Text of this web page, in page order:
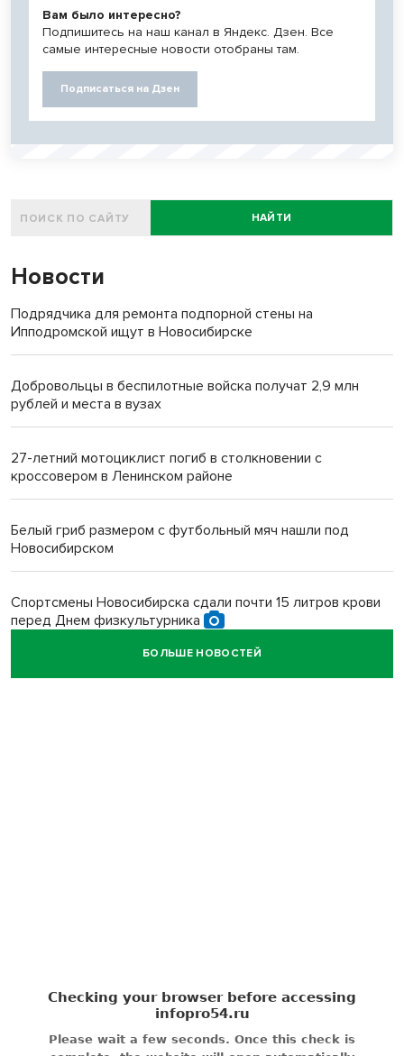
Вам было интересно?
Подпишитесь на наш канал в Яндекс. Дзен. Все
самые интересные новости отобраны там.
Подписаться на Дзен
НАЙТИ
Новости
Подрядчика для ремонта подпорной стены на
Ипподромской ищут в Новосибирске
Добровольцы в беспилотные войска получат 2,9 млн
рублей и места в вузах
27-летний мотоциклист погиб в столкновении с
кроссовером в Ленинском районе
Белый гриб размером с футбольный мяч нашли под
Новосибирском
Спортсмены Новосибирска сдали почти 15 литров крови
перед Днем физкультурника
Фейковые письма о защите от БПЛА рассылают
БОЛЬШЕ НОВОСТЕЙ